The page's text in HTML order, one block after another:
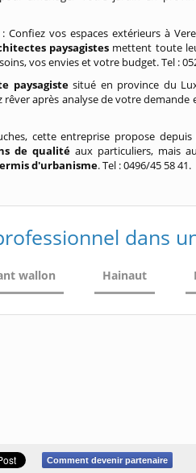
Confiez vos espaces extérieurs à
paysagistes mettent toute
vos envies et votre budget. Tel :
paysagistesitué en province du
après analyse de votre demande
cette entreprise propose depuis
de qualitéaux particuliers, mais
d'urbanisme. Tel : 0496/45 58 41.
dans
wallon Hainaut
Comment devenir partenaire